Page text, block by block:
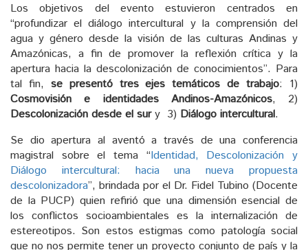
Los objetivos del evento estuvieron centrados en
“profundizar el diálogo intercultural y la comprensión del
agua y género desde la visión de las culturas Andinas y
Amazónicas, a fin de promover la reflexión crítica y la
apertura hacia la descolonización de conocimientos”. Para
tal fin, se presentó tres ejes temáticos de trabajo: 1)
Cosmovisión e identidades Andinos-Amazónicos, 2)
Descolonización desde el sury 3) Diálogo intercultural.
Se dio apertura al aventó a través de una conferencia
magistral sobre el tema “Identidad, Descolonización y
Diálogo intercultural: hacia una nueva propuesta
descolonizadora”, brindada por el Dr. Fidel Tubino (Docente
de la PUCP) quien refirió que una dimensión esencial de
los conflictos socioambientales es la internalización de
estereotipos. Son estos estigmas como patología social
que no nos permite tener un proyecto conjunto de país y la